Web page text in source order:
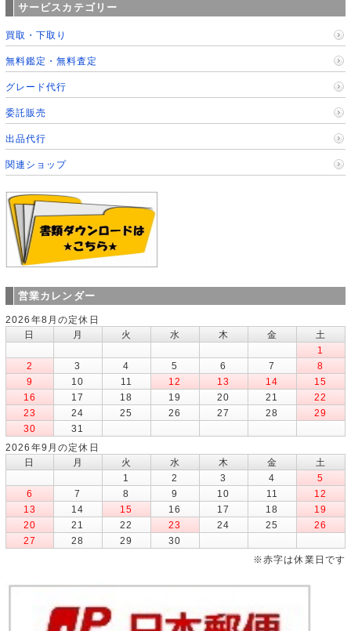
サービスカテゴリー
買取・下取り
無料鑑定・無料査定
グレード代行
委託販売
出品代行
関連ショップ
営業カレンダー
2026年8月の定休日
日
月 火 水 木 金
土
1
2
3 4 5 6 7
8
9
10 11 12 13 14
15
16
17 18 19 20 21
22
23
24 25 26 27 28
29
30
31
2026年9月の定休日
日
月 火 水 木 金
土
1
2 3 4
5
6
7 8 9 10 11
12
13
14 15 16 17 18
19
20
21 22 23 24 25
26
27
28 29
30
※赤字は休業日です